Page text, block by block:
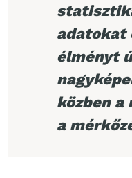
adatokat
élményt
közben a
a